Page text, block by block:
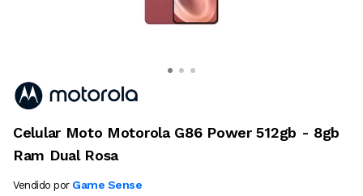
Celular Moto Motorola G86 Power 512gb - 8gb
Ram Dual Rosa
Vendido por Game Sense